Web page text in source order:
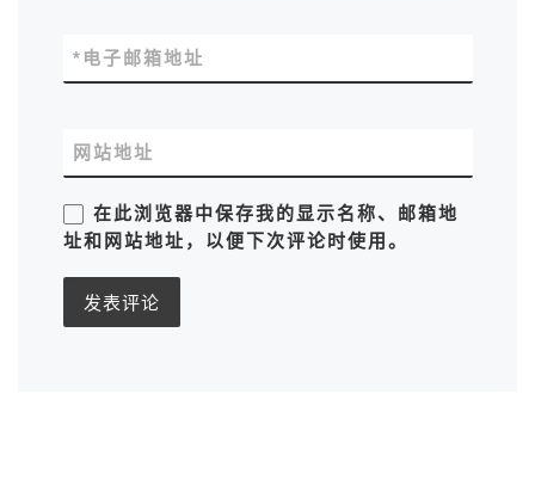
电子邮箱地址
*
网站地址
在此浏览器中保存我的显示名称、邮箱地
址和网站地址，以便下次评论时使用。